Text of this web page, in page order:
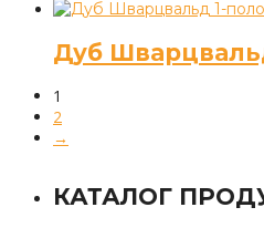
Дуб
1
2
→
КАТАЛОГ